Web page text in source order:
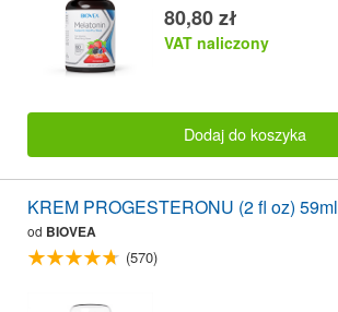
80,80 zł
VAT naliczony
Dodaj do koszyka
KREM PROGESTERONU (2 fl oz) 59ml
od BIOVEA
(570)